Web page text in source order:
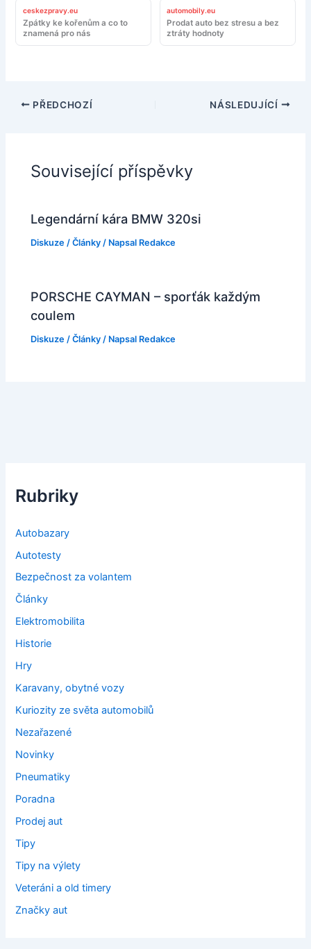
ceskezpravy.eu
Zpátky ke kořenům a co to
znamená pro nás
automobily.eu
Prodat auto bez stresu a bez
ztráty hodnoty
PŘEDCHOZÍ NÁSLEDUJÍCÍ
Související příspěvky
Legendární kára BMW 320si
Diskuze /Články / Napsal Redakce
PORSCHE CAYMAN – sporťák každým
coulem
Diskuze /Články / Napsal Redakce
Rubriky
Autobazary
Autotesty
Bezpečnost za volantem
Články
Elektromobilita
Historie
Hry
Karavany, obytné vozy
Kuriozity ze světa automobilů
Nezařazené
Novinky
Pneumatiky
Poradna
Prodej aut
Tipy
Tipy na výlety
Veteráni a old timery
Značky aut